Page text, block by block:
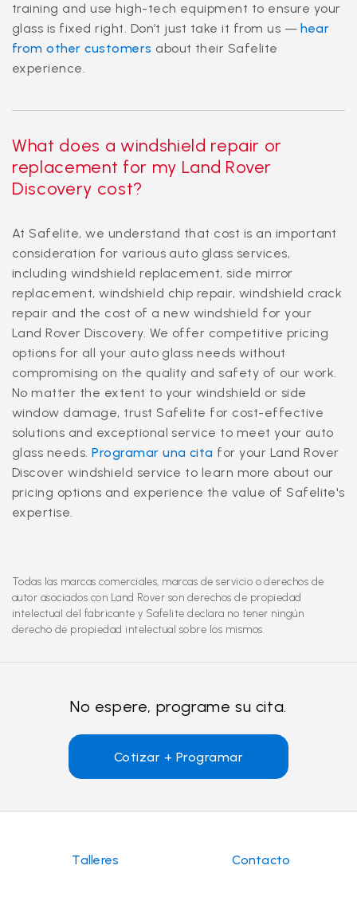
training and use high-tech equipment to ensure your
glass is fixed right. Don’t just take it from us —hear
from other customers about their Safelite
experience.
What does a windshield repair or
replacement for my Land Rover
Discovery cost?
At Safelite, we understand that cost is an important
consideration for various auto glass services,
including windshield replacement, side mirror
replacement, windshield chip repair, windshield crack
repair and the cost of a new windshield for your
Land Rover Discovery. We offer competitive pricing
options for all your auto glass needs without
compromising on the quality and safety of our work.
No matter the extent to your windshield or side
window damage, trust Safelite for cost-effective
solutions and exceptional service to meet your auto
glass needs.Programar una cita for your Land Rover
Discover windshield service to learn more about our
pricing options and experience the value of Safelite's
expertise.
Todas las marcas comerciales, marcas de servicio o derechos de
autor asociados con Land Rover son derechos de propiedad
intelectual del fabricante y Safelite declara no tener ningún
derecho de propiedad intelectual sobre los mismos.
No espere, programe su cita.
Cotizar + Programar
Talleres Contacto